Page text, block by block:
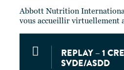
Abbott Nutrition
vous accueillir virtuellement
REPLAY – 1
SVDE/ASDD